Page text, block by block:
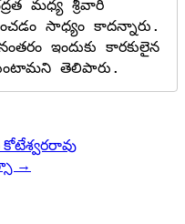
సాధ్యం కాదన్నారు.
ఇందుకు కారకులైన
తెలిపారు.
→